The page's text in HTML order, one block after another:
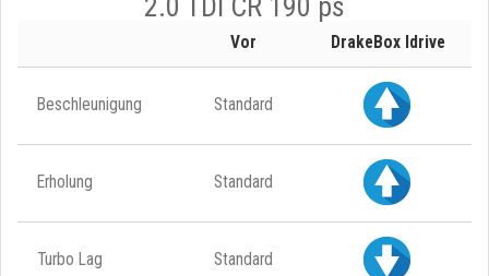
Vor DrakeBox Idrive
Beschleunigung Standard
Erholung Standard
Turbo Lag Standard